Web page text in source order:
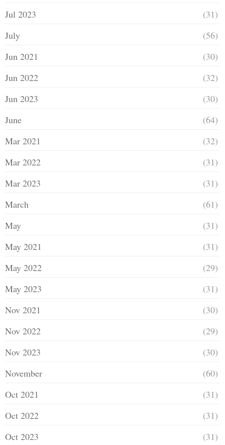
Jul 2023
(31)
July
(56)
Jun 2021
(30)
Jun 2022
(32)
Jun 2023
(30)
June
(64)
Mar 2021
(32)
Mar 2022
(31)
Mar 2023
(31)
March
(61)
May
(31)
May 2021
(31)
May 2022
(29)
May 2023
(31)
Nov 2021
(30)
Nov 2022
(29)
Nov 2023
(30)
November
(60)
Oct 2021
(31)
Oct 2022
(31)
Oct 2023
(31)